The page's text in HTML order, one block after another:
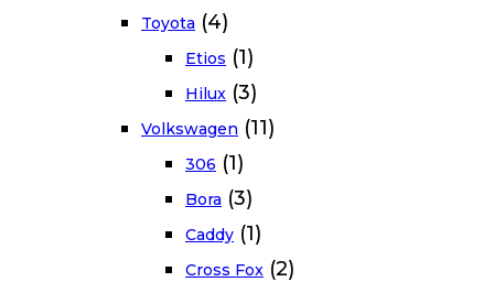
Toyota (4)
Etios (1)
Hilux (3)
Volkswagen (11)
306 (1)
Bora (3)
Caddy (1)
Cross Fox (2)